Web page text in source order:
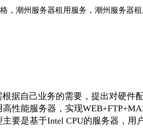
，潮州服务器租用服务，潮州服务器
自己业务的需要，提出对硬件
性能服务器，实现
要是基于Intel CPU的服务器，